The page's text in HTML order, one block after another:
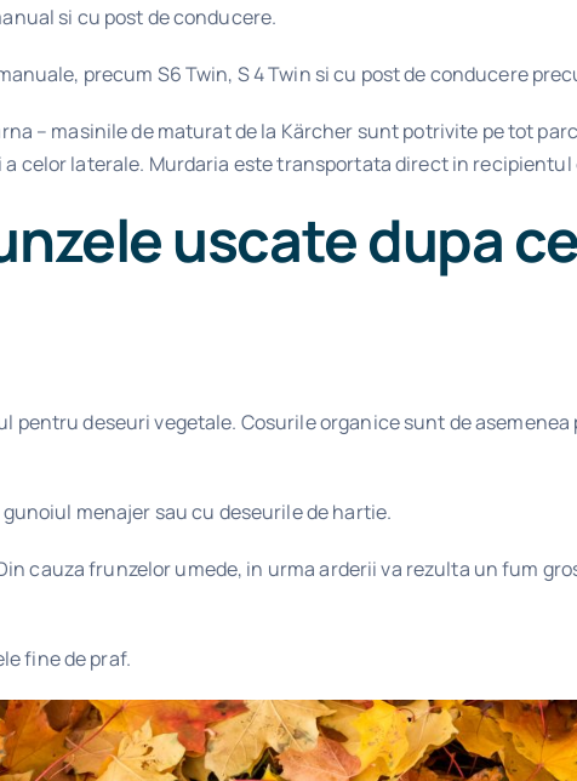
si cu post de conducere.
precum S6 Twin, S 4 Twin si cu post de conducere
– masinile de maturat de la Kärcher sunt potrivite pe tot
celor laterale. Murdaria este transportata direct in recipientul
uscate dupa
deseuri vegetale. Cosurile organice sunt de
menajer sau cu deseurile de hartie.
cauza frunzelor umede, in urma arderii va rezulta un fum
fine de praf.